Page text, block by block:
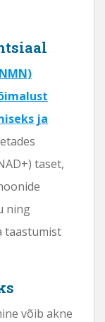
ja
taset,
ning
taastumist
võib akne